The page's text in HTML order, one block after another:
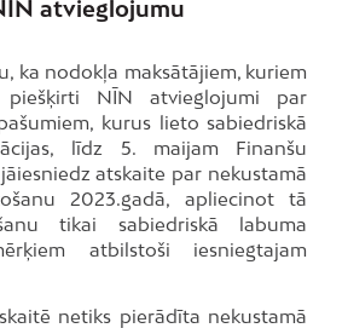
atvieglojumu
ka nodokļa maksātājiem, kuriem
piešķirti NĪN atvieglojumi par
kurus lieto sabiedriskā
līdz 5. maijam Finanšu
atskaite par nekustamā
2023.gadā, apliecinot tā
tikai sabiedriskā labuma
atbilstoši iesniegtajam
netiks pierādīta nekustamā